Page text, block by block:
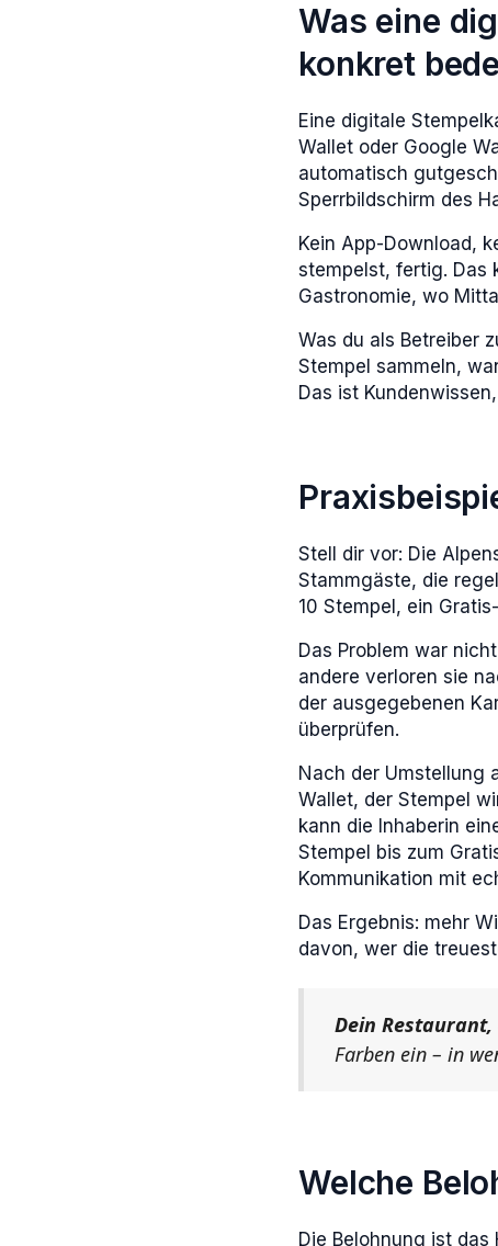
Was eine
konkret
Eine digitale
Wallet oder Google
automatisch
Sperrbildschirm des
Kein App-Download,
stempelst, fertig. Das
Gastronomie, wo
Was du als Betreiber
Stempel sammeln,
Das ist
Stell dir vor: Die
Stammgäste, die
10 Stempel, ein
Das Problem war
andere verloren sie
der ausgegebenen
überprüfen.
Nach der Umstellung
Wallet, der Stempel
kann die Inhaberin
Stempel bis zum
Kommunikation mit
Das Ergebnis: mehr
davon, wer die
Dein
Farben ein – in
Welche
Die Belohnung ist